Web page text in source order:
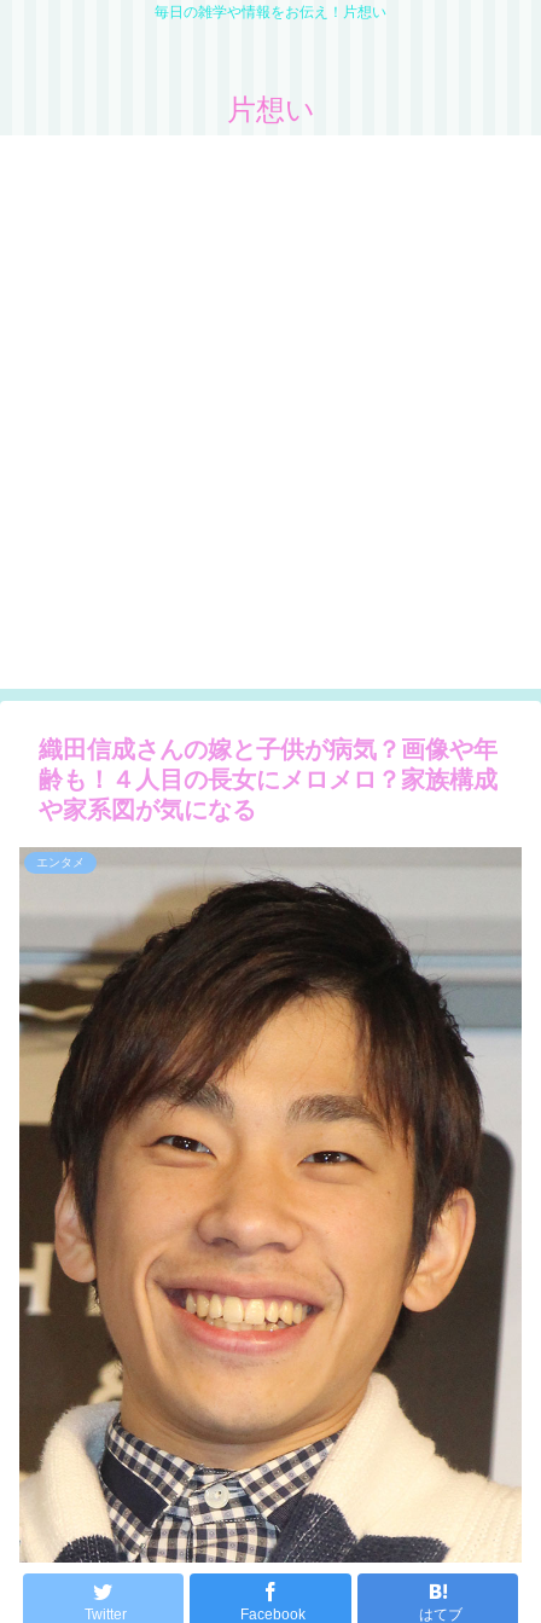
毎日の雑学や情報をお伝え！片想い
片想い
織田信成さんの嫁と子供が病気？画像や年
齢も！４人目の長女にメロメロ？家族構成
や家系図が気になる
エンタメ
Twitter Facebook はてブ